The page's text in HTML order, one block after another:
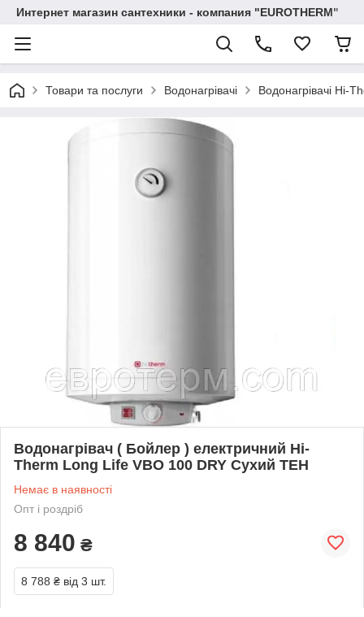
Интернет магазин сантехники - компания "EUROTHERM"
Товари та послуги Водонагрівачі Водонагрівачі Hi-
Водонагрівач ( Бойлер ) електричний Hi-
Therm Long Life VBO 100 DRY Сухий ТЕН
Немає в наявності
Опт і роздріб
8 840 ₴
8 788 ₴ від 3 шт.